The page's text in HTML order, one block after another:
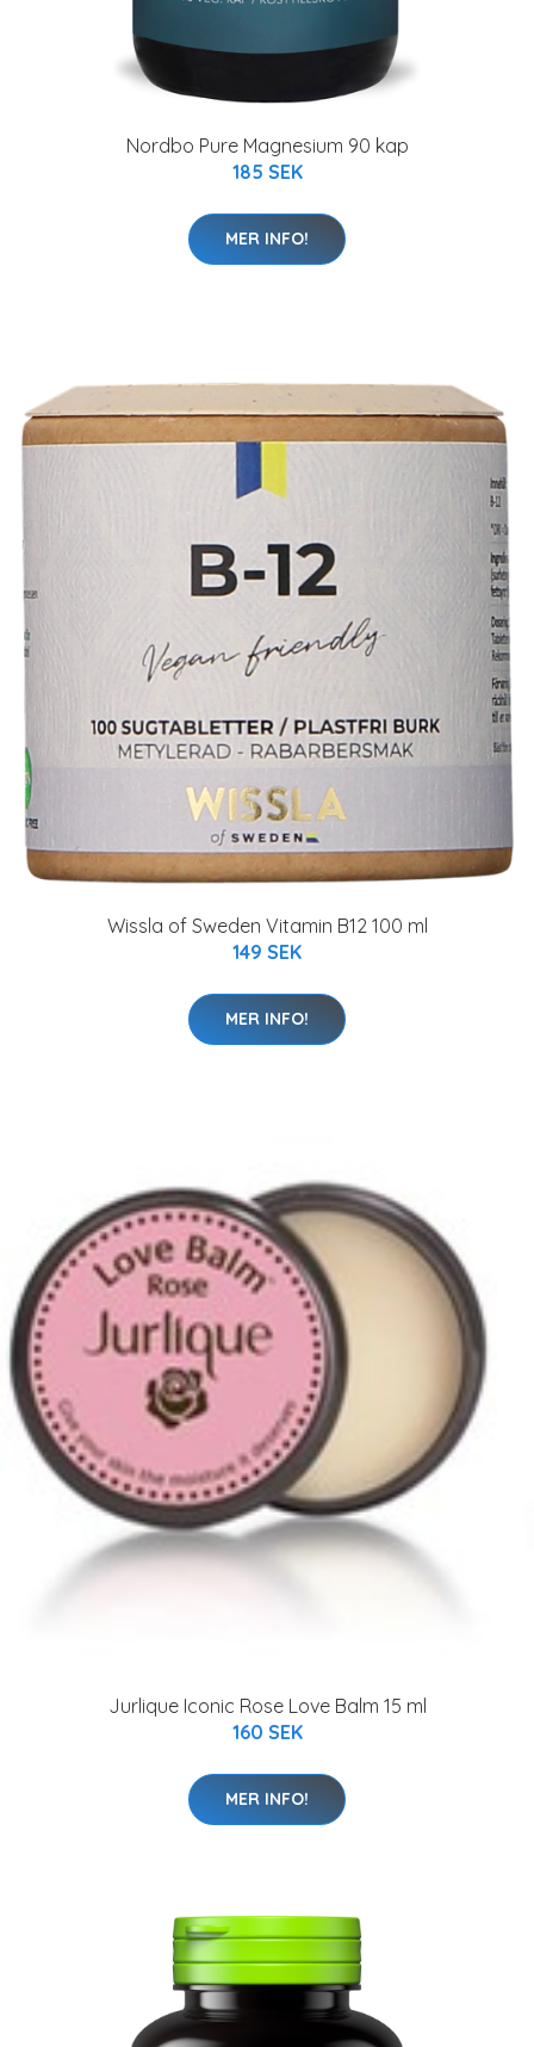
Nordbo Pure Magnesium 90 kap
185 SEK
MER INFO!
Wissla of Sweden Vitamin B12 100 ml
149 SEK
MER INFO!
Jurlique Iconic Rose Love Balm 15 ml
160 SEK
MER INFO!